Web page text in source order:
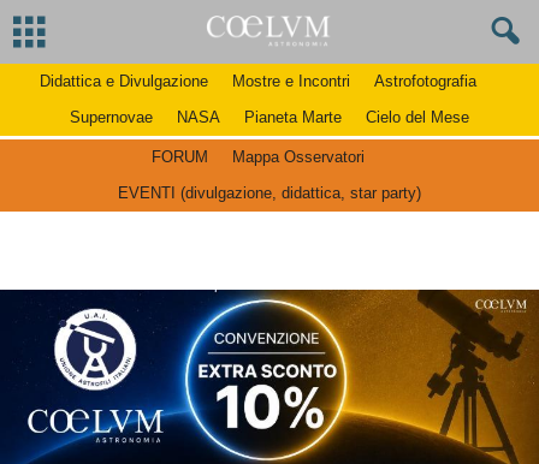
Didattica e Divulgazione Mostre e Incontri
Astrofotografia
Supernovae
NASA Pianeta Marte Cielo del Mese
FORUM
Mappa Osservatori
EVENTI (divulgazione, didattica, star party)